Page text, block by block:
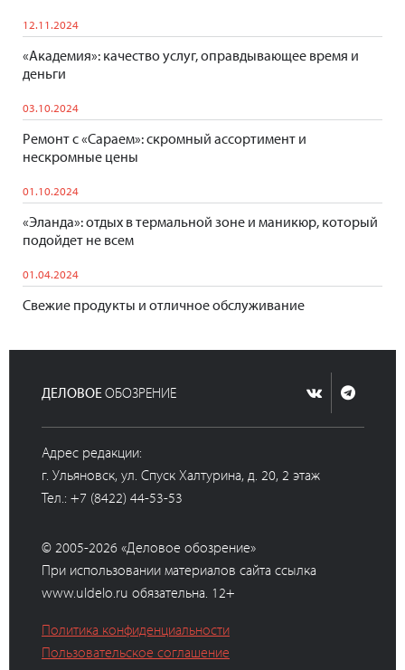
12.11.2024
«Академия»: качество услуг, оправдывающее время и
деньги
03.10.2024
Ремонт с «Сараем»: скромный ассортимент и
нескромные цены
01.10.2024
«Эланда»: отдых в термальной зоне и маникюр, который
подойдет не всем
01.04.2024
Свежие продукты и отличное обслуживание
ДЕЛОВОЕ ОБОЗРЕНИЕ
Адрес редакции:
г. Ульяновск, ул. Спуск Халтурина, д. 20, 2 этаж
Тел.: +7 (8422) 44-53-53
© 2005-2026 «Деловое обозрение»
При использовании материалов сайта ссылка
www.uldelo.ru обязательна. 12+
Политика конфиденциальности
Пользовательское соглашение